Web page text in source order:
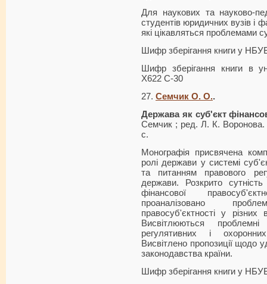
Для наукових та науково-
студентів юридичних вузів і
які цікавляться проблемами
Шифр зберігання книги у
Шифр зберігання книги в
Х622 С-30
27. Семчик О. О..
Держава як суб'єкт
Семчик ; ред. Л. К.
с.
Монографія присвячена
ролі держави у системі
та питанням правового
держави. Розкрито
фінансової
проаналізовано
правосуб'єктності у різних
Висвітлюються
регулятивних і
Висвітлено пропозиції щодо
законодавства країни.
Шифр зберігання книги у